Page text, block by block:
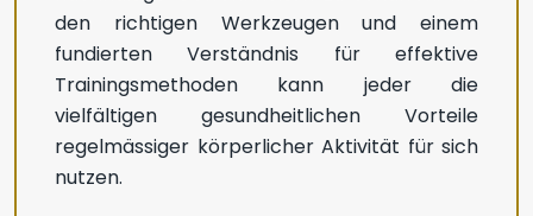
den richtigen Werkzeugen und einem
fundierten Verständnis für effektive
Trainingsmethoden kann jeder die
vielfältigen gesundheitlichen Vorteile
regelmässiger körperlicher Aktivität für sich
nutzen.